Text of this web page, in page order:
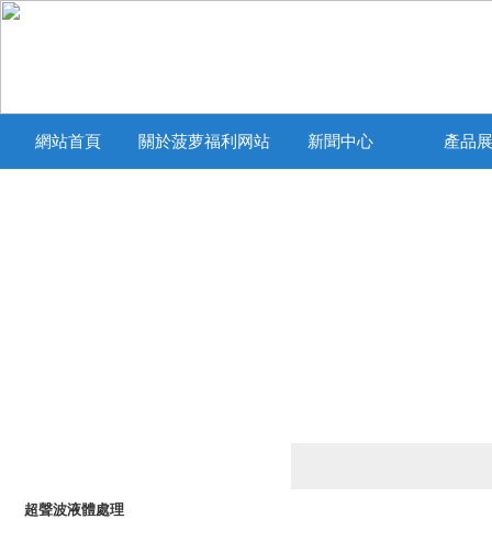
網站首頁 關於菠萝福利网站 新聞中心 產品
超聲波液體處理